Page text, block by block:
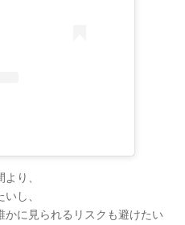
り、
し、
に見られるリスクも避けたい